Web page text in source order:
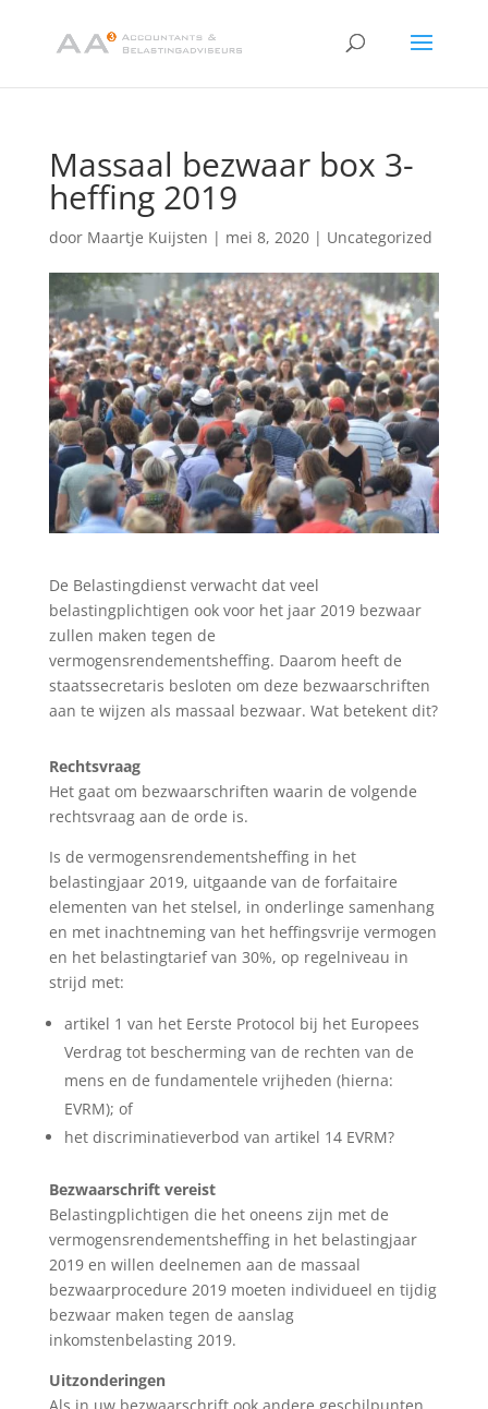
Massaal bezwaar box 3-
heffing 2019
door Maartje Kuijsten | mei 8, 2020| Uncategorized
De Belastingdienst verwacht dat veel
belastingplichtigen ook voor het jaar 2019 bezwaar
zullen maken tegen de
vermogensrendementsheffing. Daarom heeft de
staatssecretaris besloten om deze bezwaarschriften
aan te wijzen als massaal bezwaar. Wat betekent dit?
Rechtsvraag
Het gaat om bezwaarschriften waarin de volgende
rechtsvraag aan de orde is.
Is de vermogensrendementsheffing in het
belastingjaar 2019, uitgaande van de forfaitaire
elementen van het stelsel, in onderlinge samenhang
en met inachtneming van het heffingsvrije vermogen
en het belastingtarief van 30%, op regelniveau in
strijd met:
artikel 1 van het Eerste Protocol bij het Europees
Verdrag tot bescherming van de rechten van de
mens en de fundamentele vrijheden (hierna:
EVRM); of
het discriminatieverbod van artikel 14 EVRM?
Bezwaarschrift vereist
Belastingplichtigen die het oneens zijn met de
vermogensrendementsheffing in het belastingjaar
2019 en willen deelnemen aan de massaal
bezwaarprocedure 2019 moeten individueel en tijdig
bezwaar maken tegen de aanslag
inkomstenbelasting 2019.
Uitzonderingen